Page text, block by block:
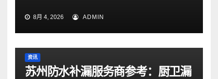
8月 4, 2026 ADMIN
资讯
苏州防水补漏服务商参考：厨卫漏